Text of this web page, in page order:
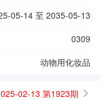
05-14 至 2035-05-13
0309
动物用化妆品
02-13 第1923期